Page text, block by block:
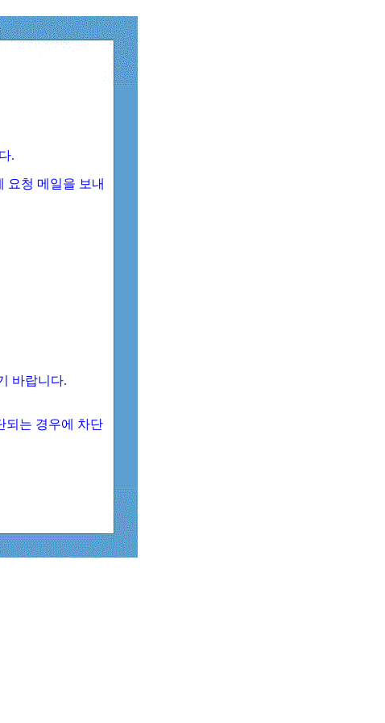
.
요청 메일을 보내
바랍니다.
되는 경우에 차단